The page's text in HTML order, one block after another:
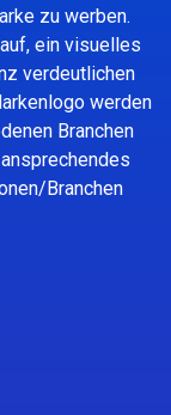
zu werben.
ein visuelles
verdeutlichen
werden
Branchen
Branchen